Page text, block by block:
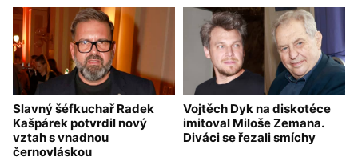
Slavný šéfkuchař Radek
Kašpárek potvrdil nový
vztah s vnadnou
černovláskou
Vojtěch Dyk na diskotéce
imitoval Miloše Zemana.
Diváci se řezali smíchy